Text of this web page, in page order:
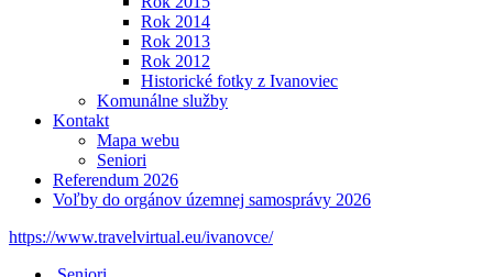
Rok 2014
Rok 2013
Rok 2012
Historické fotky z Ivanoviec
Komunálne služby
Kontakt
Mapa webu
Seniori
Referendum 2026
Voľby do orgánov územnej samosprávy 2026
https://www.travelvirtual.eu/ivanovce/